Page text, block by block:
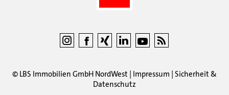
© LBS Immobilien GmbH NordWest | Impressum | Sicherheit &
Datenschutz